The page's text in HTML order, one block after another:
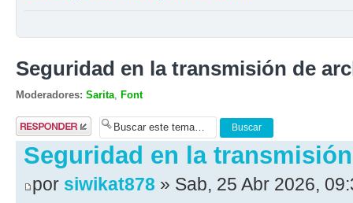
Seguridad en la transmisión de
Moderadores: Sarita Font
Publicar una
respuesta
Seguridad en la
por siwikat878 » Sab, 25 Abr 2026,